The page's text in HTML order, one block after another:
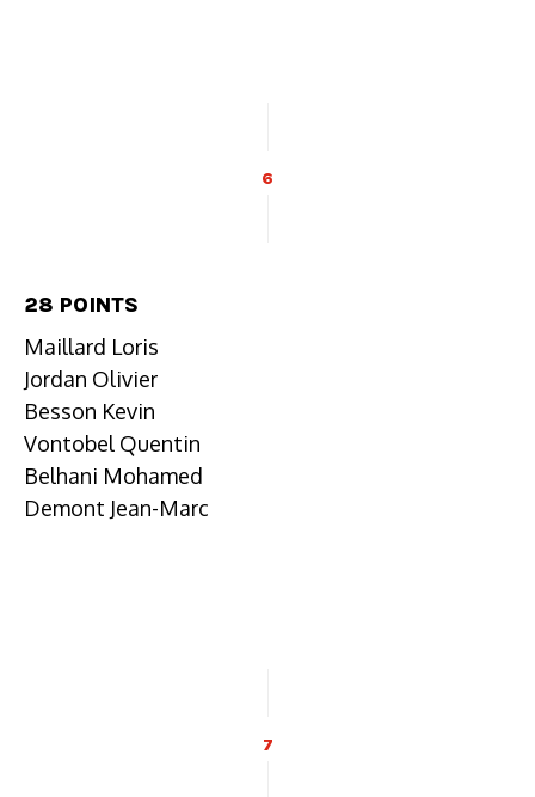
6
28 POINTS
Maillard Loris
Jordan Olivier
Besson Kevin
Vontobel Quentin
Belhani Mohamed
Demont Jean-Marc
7